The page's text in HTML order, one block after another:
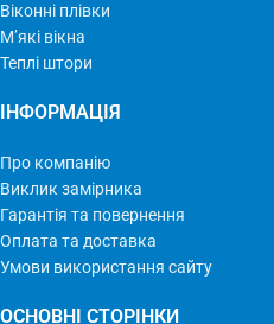
Віконні плівки
М’які вікна
Теплі штори
ІНФОРМАЦІЯ
Про компанію
Виклик замірника
Гарантія та повернення
Оплата та доставка
Умови використання сайту
ОСНОВНІ СТОРІНКИ